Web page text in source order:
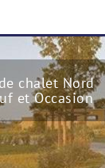
chalet Nord
et Occasion